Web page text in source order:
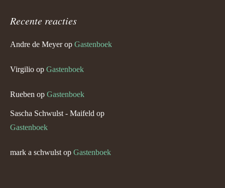
Recente reacties
Andre de Meyerop Gastenboek
Virgilio op Gastenboek
Rueben op Gastenboek
Sascha Schwulst - Maifeld op
Gastenboek
mark a schwulst op Gastenboek